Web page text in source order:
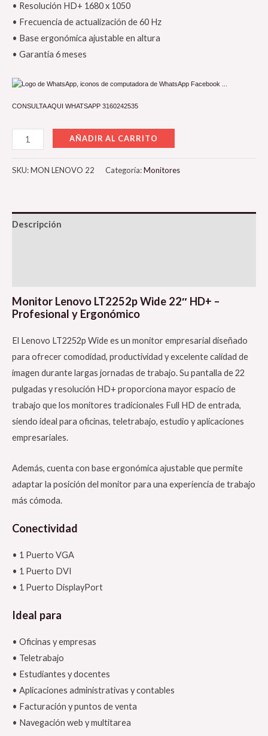
• Resolución HD+ 1680 x 1050
• Frecuencia de actualización de 60 Hz
• Base ergonómica ajustable en altura
• Garantía 6 meses
CONSULTA AQUI WHATSAPP 3160242535
AÑADIR AL CARRITO
SKU:MON LENOVO 22 Categoría:Monitores
Descripción
Monitor Lenovo LT2252p Wide 22″ HD+ –
Profesional y Ergonómico
El Lenovo LT2252p Wide es un monitor empresarial diseñado
para ofrecer comodidad, productividad y excelente calidad de
imagen durante largas jornadas de trabajo. Su pantalla de 22
pulgadas y resolución HD+ proporciona mayor espacio de
trabajo que los monitores tradicionales Full HD de entrada,
siendo ideal para oficinas, teletrabajo, estudio y aplicaciones
empresariales.
Además, cuenta con base ergonómica ajustable que permite
adaptar la posición del monitor para una experiencia de trabajo
más cómoda.
Conectividad
• 1 Puerto VGA
• 1 Puerto DVI
• 1 Puerto DisplayPort
Ideal para
• Oficinas y empresas
• Teletrabajo
• Estudiantes y docentes
• Aplicaciones administrativas y contables
• Facturación y puntos de venta
• Navegación web y multitarea